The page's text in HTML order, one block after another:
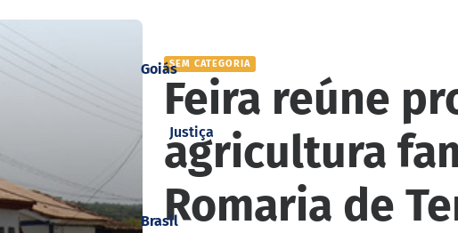
Justiça
Goiás
Brasil
SEM CATEGORIA
Feira reúne
agricultura
Romaria de